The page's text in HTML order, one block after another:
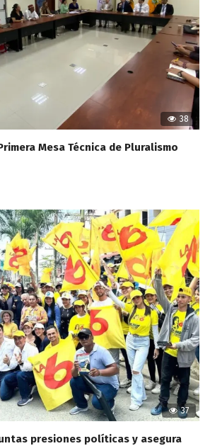
38
Mesa Técnica de Pluralismo
37
presiones políticas y asegura